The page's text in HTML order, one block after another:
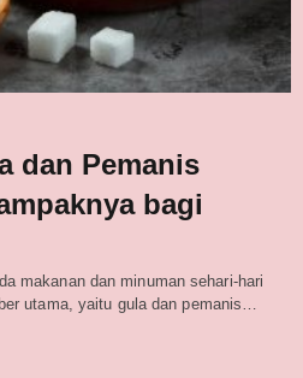
dan Pemanis
bagi
makanan dan minuman sehari-hari
utama, yaitu gula dan pemanis…